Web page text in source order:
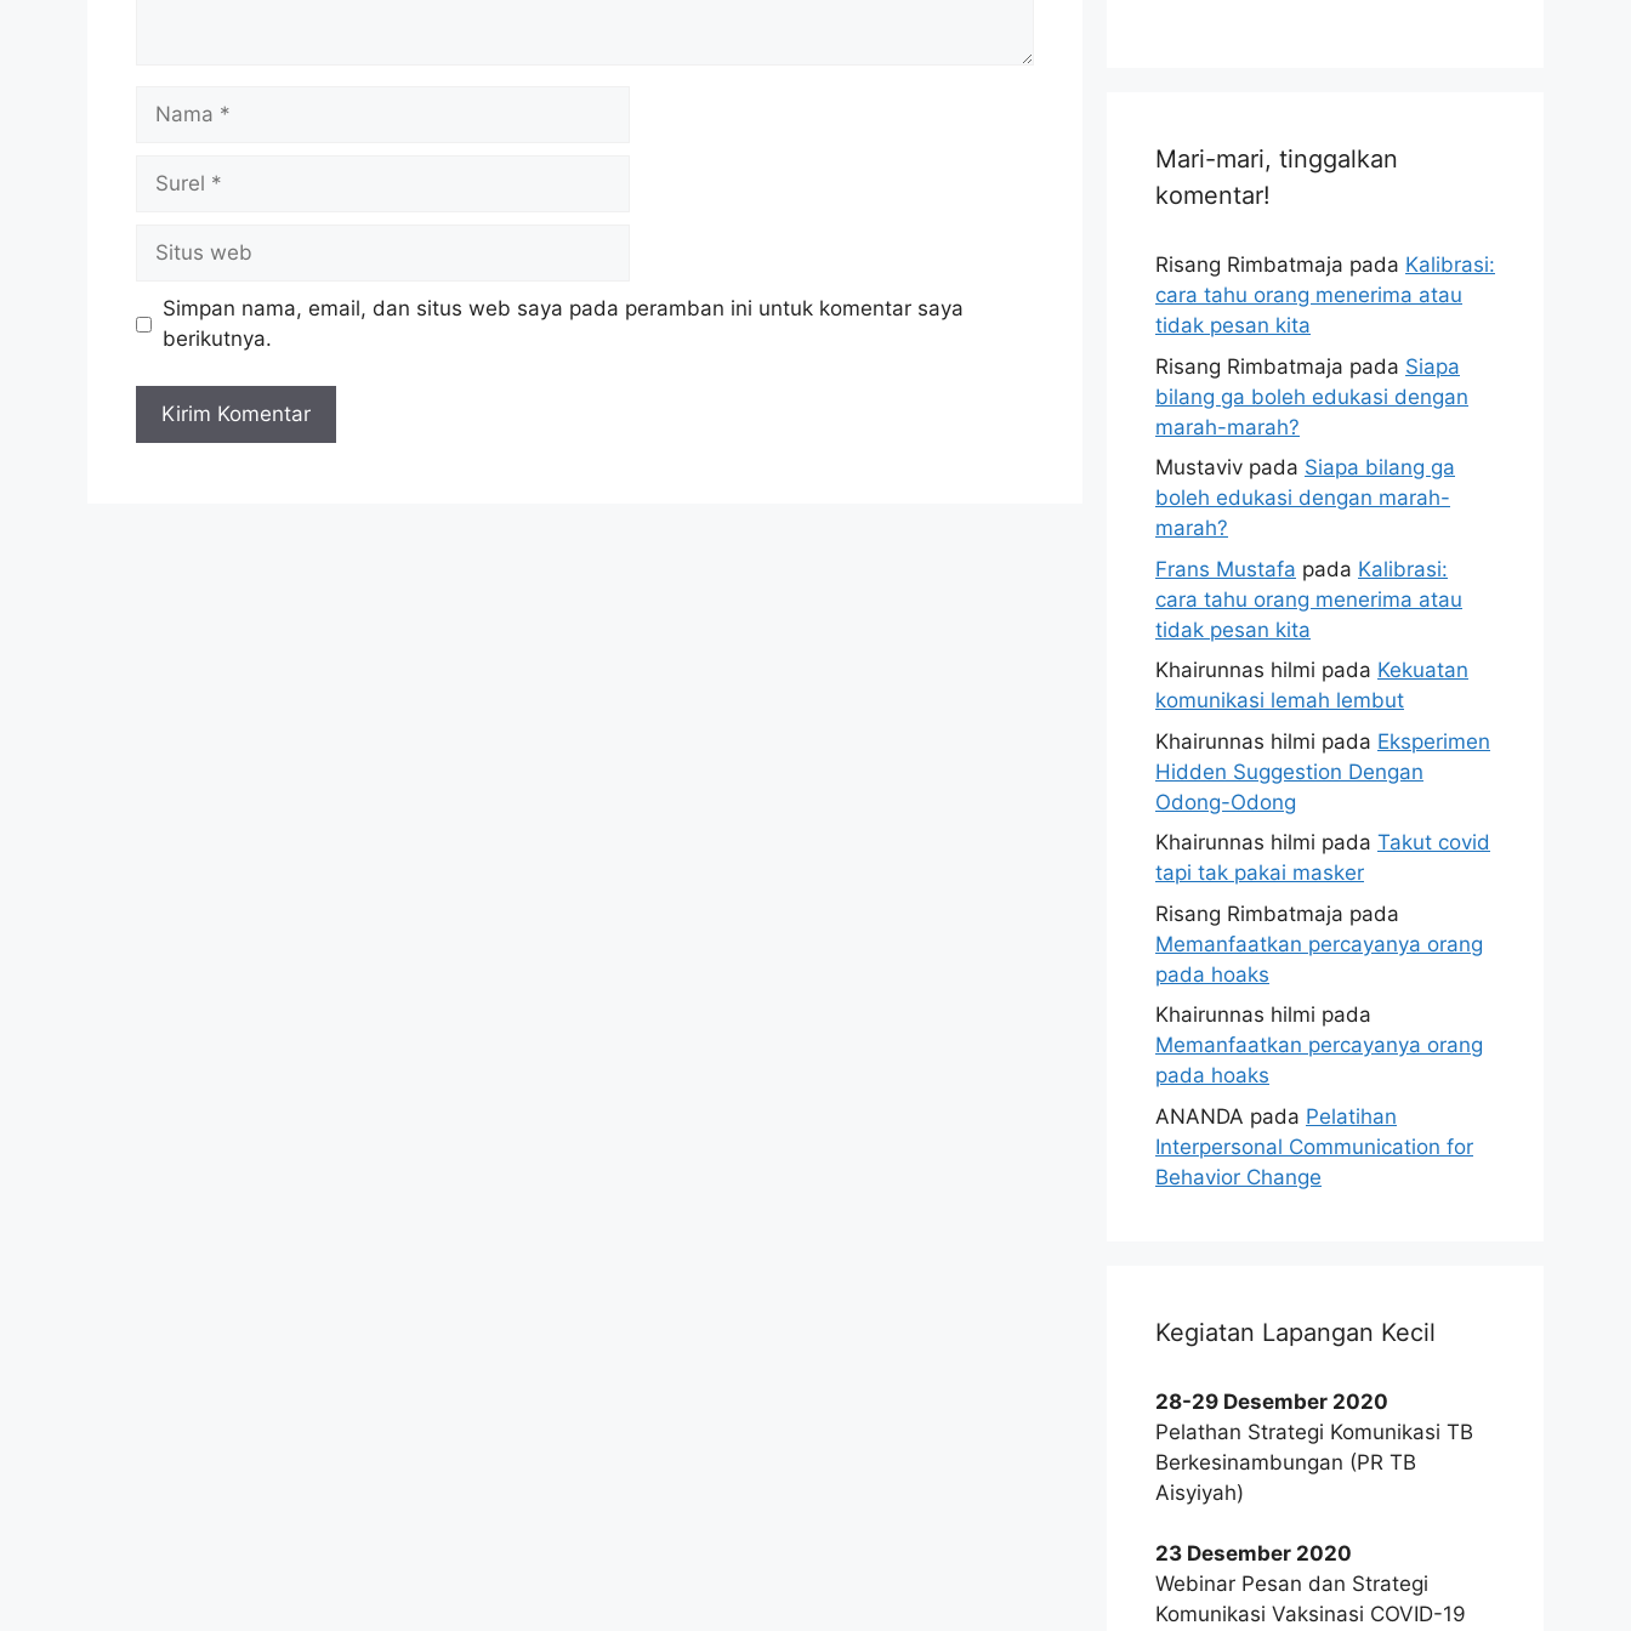
Nama
Surel
Situs
web
Simpan nama, email, dan situs web saya pada peramban ini untuk komentar saya
berikutnya.
Mari-mari, tinggalkan
komentar!
Risang Rimbatmaja pada Kalibrasi:
cara tahu orang menerima atau
tidak pesan kita
Risang Rimbatmaja pada Siapa
bilang ga boleh edukasi dengan
marah-marah?
Mustaviv pada Siapa bilang ga
boleh edukasi dengan marah-
marah?
Frans Mustafa pada Kalibrasi:
cara tahu orang menerima atau
tidak pesan kita
Khairunnas hilmi pada Kekuatan
komunikasi lemah lembut
Khairunnas hilmi pada Eksperimen
Hidden Suggestion Dengan
Odong-Odong
Khairunnas hilmi pada Takut covid
tapi tak pakai masker
Risang Rimbatmaja pada
Memanfaatkan percayanya orang
pada hoaks
Khairunnas hilmi pada
Memanfaatkan percayanya orang
pada hoaks
ANANDA pada Pelatihan
Interpersonal Communication for
Behavior Change
Kegiatan Lapangan Kecil
28-29 Desember 2020
Pelathan Strategi Komunikasi TB
Berkesinambungan (PR TB
Aisyiyah)
23 Desember 2020
Webinar Pesan dan Strategi
Komunikasi Vaksinasi COVID-19